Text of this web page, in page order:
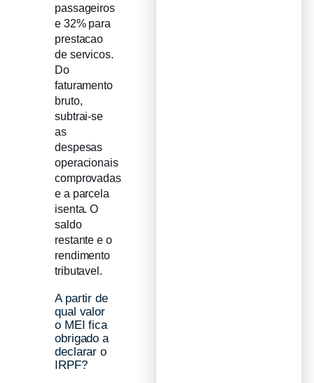
passageiros
e 32% para
prestacao
de servicos.
Do
faturamento
bruto,
subtrai-se
as
despesas
operacionais
comprovadas
e a parcela
isenta. O
saldo
restante e o
rendimento
tributavel.
A partir de
qual valor
o MEI fica
obrigado a
declarar o
IRPF?